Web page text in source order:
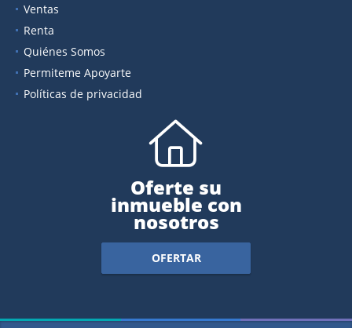
Ventas
Renta
Quiénes Somos
Permiteme Apoyarte
Políticas de privacidad
Oferte su
inmueble con
nosotros
OFERTAR